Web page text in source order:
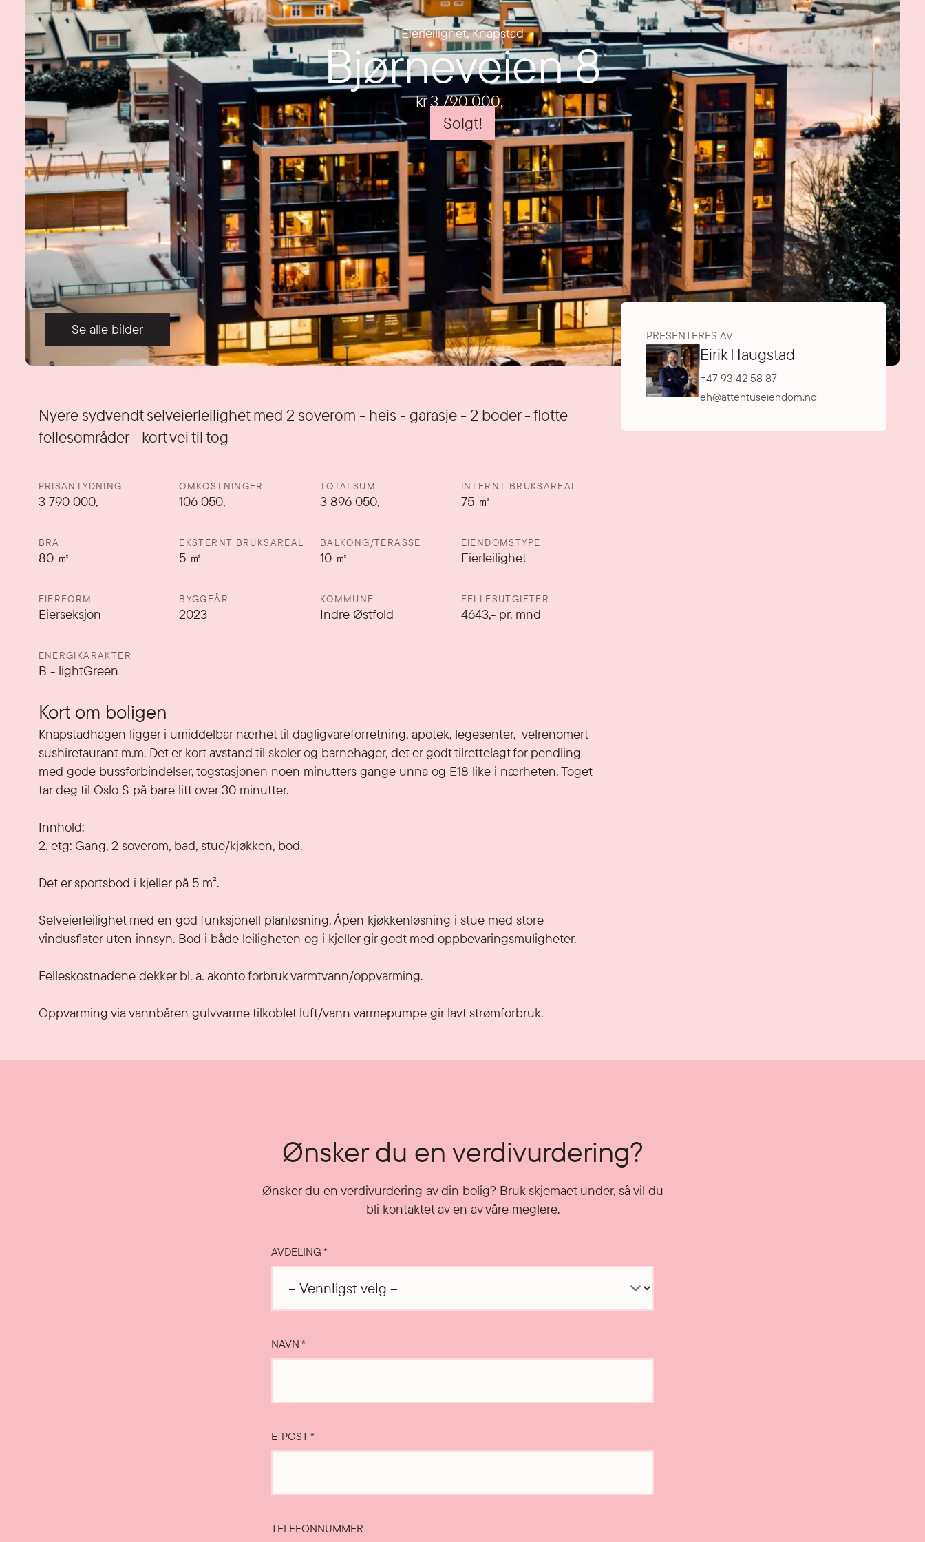
Eierleilighet,Knapstad
Bjørneveien 8
kr 3 790 000,-
Solgt!
Se alle bilder
Nyere sydvendt selveierleilighet med 2 soverom - heis - garasje - 2 boder - flotte
fellesområder - kort vei til tog
Detaljer
PRISANTYDNING
3 790 000,-
OMKOSTNINGER
106 050,-
TOTALSUM
3 896 050,-
INTERNT BRUKSAREAL
75㎡
BRA
80㎡
EKSTERNT BRUKSAREAL
5 ㎡
BALKONG/TERASSE
10㎡
EIENDOMSTYPE
Eierleilighet
EIERFORM
Eierseksjon
BYGGEÅR
2023
KOMMUNE
Indre Østfold
FELLESUTGIFTER
4643,- pr. mnd
ENERGIKARAKTER
B - lightGreen
Kort om boligen
Knapstadhagen ligger i umiddelbar nærhet til dagligvareforretning, apotek, legesenter,  velrenomert
sushiretaurant m.m. Det er kort avstand til skoler og barnehager, det er godt tilrettelagt for pendling
med gode bussforbindelser, togstasjonen noen minutters gange unna og E18 like i nærheten. Toget
tar deg til Oslo S på bare litt over 30 minutter.
Innhold:
2. etg: Gang, 2 soverom, bad, stue/kjøkken, bod.
Det er sportsbod i kjeller på 5 m².
Selveierleilighet med en god funksjonell planløsning. Åpen kjøkkenløsning i stue med store
vindusflater uten innsyn. Bod i både leiligheten og i kjeller gir godt med oppbevaringsmuligheter.
Felleskostnadene dekker bl. a. akonto forbruk varmtvann/oppvarming.
Oppvarming via vannbåren gulvvarme tilkoblet luft/vann varmepumpe gir lavt strømforbruk.
PRESENTERES AV
Eirik Haugstad
+47 93 42 58 87
eh@attentuseiendom.no
Ønsker du en verdivurdering?
Ønsker du en verdivurdering av din bolig? Bruk skjemaet under, så vil du
bli kontaktet av en av våre meglere.
AVDELING*
NAVN*
E-POST*
TELEFONNUMMER